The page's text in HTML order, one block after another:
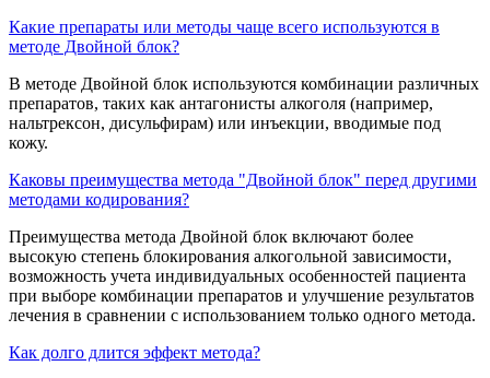
Какие препараты или методы чаще всего используются в
методе Двойной блок?
В методе Двойной блок используются комбинации различных
препаратов, таких как антагонисты алкоголя (например,
нальтрексон, дисульфирам) или инъекции, вводимые под
кожу.
Каковы преимущества метода "Двойной блок" перед другими
методами кодирования?
Преимущества метода Двойной блок включают более
высокую степень блокирования алкогольной зависимости,
возможность учета индивидуальных особенностей пациента
при выборе комбинации препаратов и улучшение результатов
лечения в сравнении с использованием только одного метода.
Как долго длится эффект метода?